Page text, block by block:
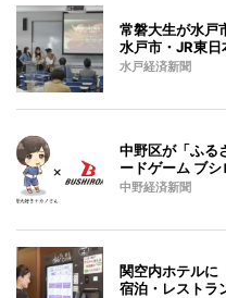
常磐大生が水戸
水戸市・JR東日
水戸経済新聞
中野区が「ふる
ードゲーム ブ
中野経済新聞
関空内ホテルに
宿泊・レストラ